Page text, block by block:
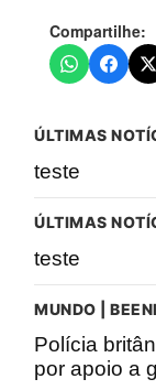
Compartilhe:
ÚLTIMAS
teste
ÚLTIMAS
teste
MUNDO |
Polícia
por apoio a